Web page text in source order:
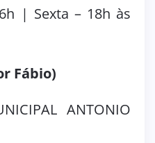
| Sexta – 18h às
Fábio)
ANTONIO